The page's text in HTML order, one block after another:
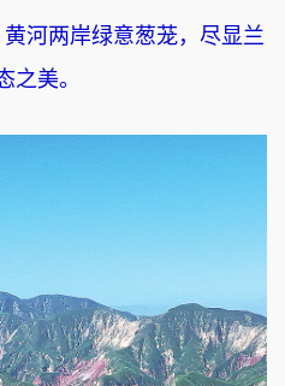
河两岸绿意葱茏，尽显兰
之美。